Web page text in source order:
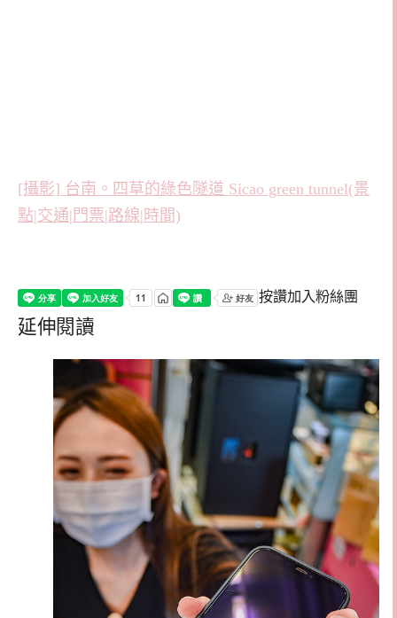
[攝影] 台南。四草的綠色隧道 Sicao green tunnel(景
點|交通|門票|路線|時間)
按讚加入粉絲團
延伸閱讀